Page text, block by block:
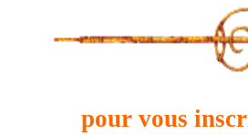
pour vous